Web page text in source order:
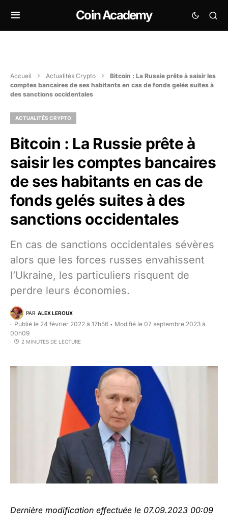
Coin Academy
Accueil Actualités Crypto
Bitcoin : La Russie prête à saisir les
comptes bancaires de ses habitants en cas de fonds gelés suites à
des sanctions occidentales
ACTUALITÉS CRYPTO
Bitcoin : La Russie prête à
saisir les comptes bancaires
de ses habitants en cas de
fonds gelés suites à des
sanctions occidentales
En cas de sanctions occidentales sévères
alors que les forces russes envahissent
l’Ukraine, les particuliers risquent de
perdre leurs économies.
PAR ALEX LEROUX
Publié le 24 février 2022 à 17h56 • Modifié le 07 septembre 2023 à
00h09
2 MINUTES DE LECTURE
Dernière modification effectuée le 07.09.2023 00:09